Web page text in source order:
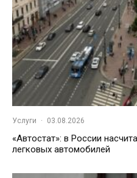
Услуги · 03.08.2026
«Автостат»: в России
легковых автомобилей